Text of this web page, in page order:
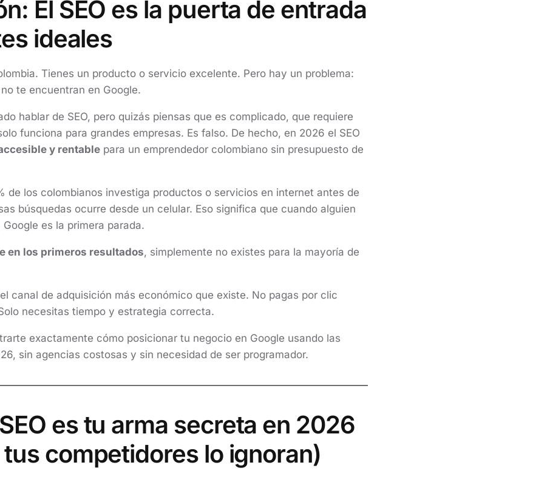
El SEO es la puerta de entrada
ideales
Tienes un producto o servicio excelente. Pero hay un problema:
te encuentran en Google.
hablar de SEO, pero quizás piensas que es complicado, que requiere
funciona para grandes empresas. Es falso. De hecho, en 2026 el SEO
y rentablepara un emprendedor colombiano sin presupuesto de
de los colombianos investiga productos o servicios en internet antes de
búsquedas ocurre desde un celular. Eso significa que cuando alguien
es la primera parada.
en los primeros resultados, simplemente no existes para la mayoría de
el canal de adquisición más económico que existe. No pagas por clic
necesitas tiempo y estrategia correcta.
exactamente cómo posicionar tu negocio en Google usando las
sin agencias costosas y sin necesidad de ser programador.
es tu arma secreta en 2026
competidores lo ignoran)